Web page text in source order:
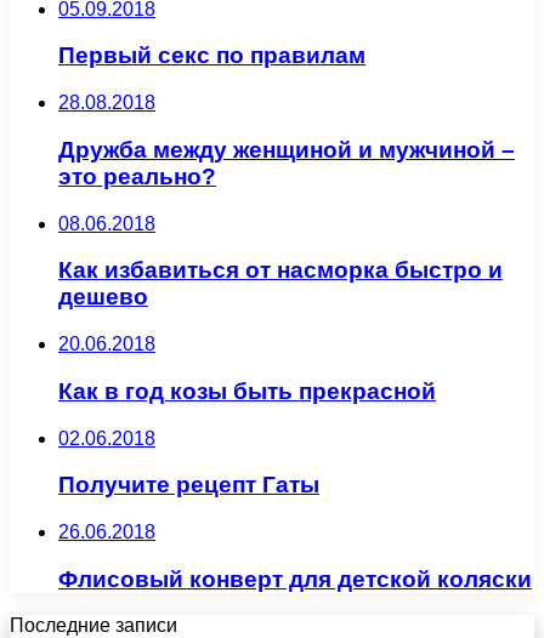
05.09.2018
Первый секс по правилам
28.08.2018
Дружба между женщиной и мужчиной –
это реально?
08.06.2018
Как избавиться от насморка быстро и
дешево
20.06.2018
Как в год козы быть прекрасной
02.06.2018
Получите рецепт Гаты
26.06.2018
Флисовый конверт для детской коляски
Последние записи